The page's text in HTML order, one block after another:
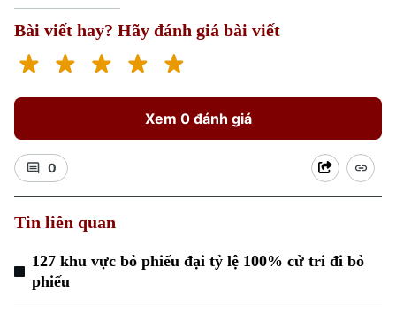
Bài viết hay? Hãy đánh giá bài viết
Xem 0 đánh giá
0
Tin liên quan
127 khu vực bỏ phiếu đại tỷ lệ 100% cử tri đi bỏ
phiếu